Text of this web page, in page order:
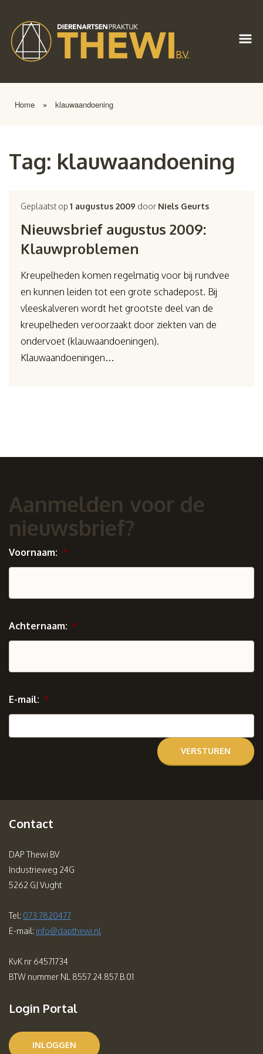
Home » klauwaandoening
Tag: klauwaandoening
Geplaatst op1 augustus 2009 door Niels Geurts
Nieuwsbrief augustus 2009:
Klauwproblemen
Kreupelheden komen regelmatig voor bij rundvee
en kunnen leiden tot een grote schadepost. Bij
vleeskalveren wordt het grootste deel van de
kreupelheden veroorzaakt door ziekten van de
ondervoet (klauwaandoeningen).
Klauwaandoeningen…
Aanmelden voor de
nieuwsbrief?
Voornaam: *
Achternaam: *
E-mail: *
Contact
DAP Thewi BV
Industrieweg 24G
5262 GJ Vught
Tel: 073 7820477
E-mail: info@dapthewi.nl
KvK nr 64571734
BTW nummer NL 8557.24.857.B.01
Login Portal
INLOGGEN